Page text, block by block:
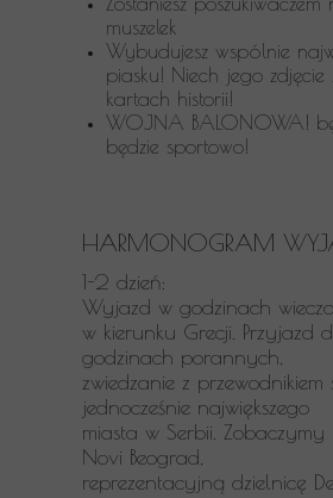
muszelek
Wybudujesz wspólnie
piasku! Niech jego zdjęcie
kartach historii!
WOJNA BALONOWA!
będzie sportowo!
HARMONOGRAM
1-2 dzień:
Wyjazd w godzinach
w kierunku Grecji. Przyjazd
godzinach porannych,
zwiedzanie z przewodnikiem
jednocześnie największego
miasta w Serbii.
Novi Beograd,
reprezentacyjną dzielnicę